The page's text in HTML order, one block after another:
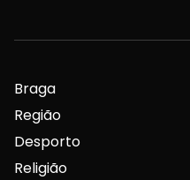
Braga
Região
Desporto
Religião